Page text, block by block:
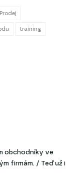
Prodej
training
obchodníky ve
firmám. / Teď už i